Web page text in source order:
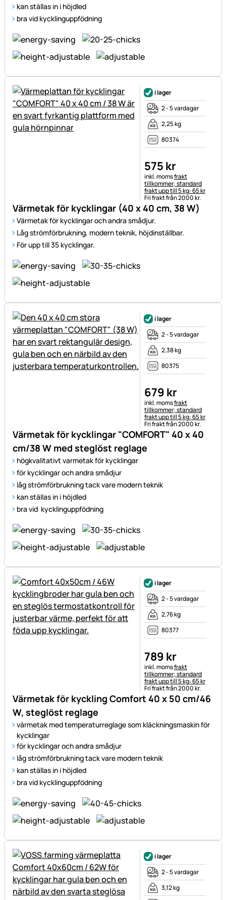
kan ställas in i höjdled
bra vid kycklinguppfödning
Värmetak för kycklingar (40 x 40 cm, 38 W)
Värmetak för kycklingar och andra smådjur.
Låg strömförbrukning, modern teknik, höjdinställbar.
För upp till 35 kycklingar.
i lager
2 - 5 vardagar
2,25 kg
80374
575 kr
Skatteinformation:
inkl. momsfrakt
tillkommer; standard
frakt upp till 5 kg: 65 kr
Fri frakt från 2000 kr.
Värmetak för kycklingar "COMFORT" 40 x 40
cm/38 W med steglöst reglage
högkvalitativt varmetak för kycklingar
för kycklingar och andra smådjur
låg strömförbrukning tack vare modern teknik
kan ställas in i höjdled
bra vid kycklinguppfödning
i lager
2 - 5 vardagar
2,38 kg
80375
679 kr
Skatteinformation:
inkl. momsfrakt
tillkommer; standard
frakt upp till 5 kg: 65 kr
Fri frakt från 2000 kr.
Värmetak för kyckling Comfort 40 x 50 cm/46
W, steglöst reglage
värmetak med temperaturreglage som kläckningsmaskin för
kycklingar
för kycklingar och andra smådjur
låg strömförbrukning tack vare modern teknik
kan ställas in i höjdled
bra vid kycklinguppfödning
i lager
2 - 5 vardagar
2,76 kg
80377
789 kr
Skatteinformation:
inkl. momsfrakt
tillkommer; standard
frakt upp till 5 kg: 65 kr
Fri frakt från 2000 kr.
i lager
2 - 5 vardagar
3,12 kg